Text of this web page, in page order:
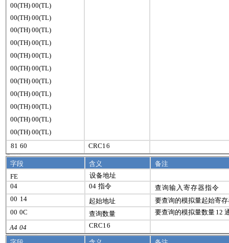
00(TH) 00(TL)
00(TH) 00(TL)
00(TH) 00(TL)
00(TH) 00(TL)
00(TH) 00(TL)
00(TH) 00(TL)
00(TH) 00(TL)
00(TH) 00(TL)
00(TH) 00(TL)
00(TH) 00(TL)
00(TH) 00(TL)
81 60 CRC16
字段 含义
备注
FE
设备地址
04
04 指令
查询输入寄存器指令
00 14 起始地址
要查询的模拟量起始寄
00 0C 查询数量 要查询的模拟量数量 12
A4 04 CRC16